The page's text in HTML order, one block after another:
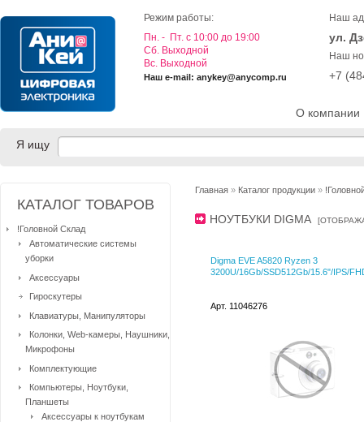
О компании
Режим работы:
Пн. - Пт. с 10:00 до 19:00
Cб. Выходной
Вс. Выходной
Наш e-mail: anykey@anycomp.ru
Наш
ул.
Наш
+7
Я ищу
Главная » Каталог продукции »
НОУТБУКИ DIGMA [
Digma EVE A5820 Ryzen 3
3200U/16Gb/SSD512Gb/15.6"/IPS/
Арт. 11046276
КАТАЛОГ ТОВАРОВ
!Головной Склад
Автоматические системы
уборки
Аксессуары
Гироскутеры
Клавиатуры, Манипуляторы
Колонки, Web-камеры, Наушники,
Микрофоны
Комплектующие
Компьютеры, Ноутбуки,
Планшеты
Аксессуары к ноутбукам